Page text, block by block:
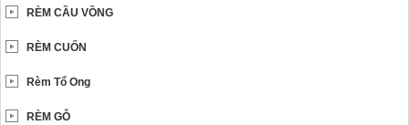
RÈM CẦU VỒNG
RÈM CUỐN
Rèm Tổ Ong
RÈM GỖ